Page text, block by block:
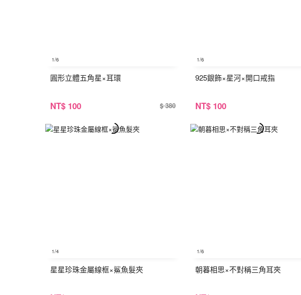
1/6
圓形立體五角星×耳環
NT$ 100 $ 380
1/6
925銀飾×星河×開口戒指
NT$ 100
1/4
星星珍珠金屬線框×鯊魚髮夾
1/6
朝暮相思×不對稱三角耳夾